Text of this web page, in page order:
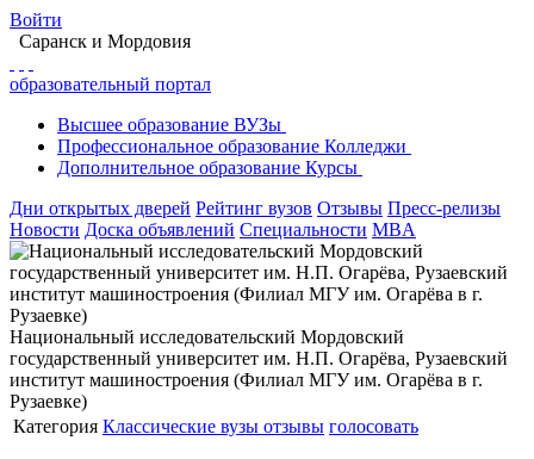
Войти
Саранск и Мордовия
образовательный портал
Высшее образование ВУЗы
Профессиональное образование Колледжи
Дополнительное образование Курсы
Дни открытых дверей Рейтинг вузов Отзывы Пресс-релизы
Новости Доска объявлений Специальности MBA
Национальный исследовательский Мордовский
государственный университет им. Н.П. Огарёва, Рузаевский
институт машиностроения (Филиал МГУ им. Огарёва в г.
Рузаевке)
Категория Классические вузы отзывы голосовать